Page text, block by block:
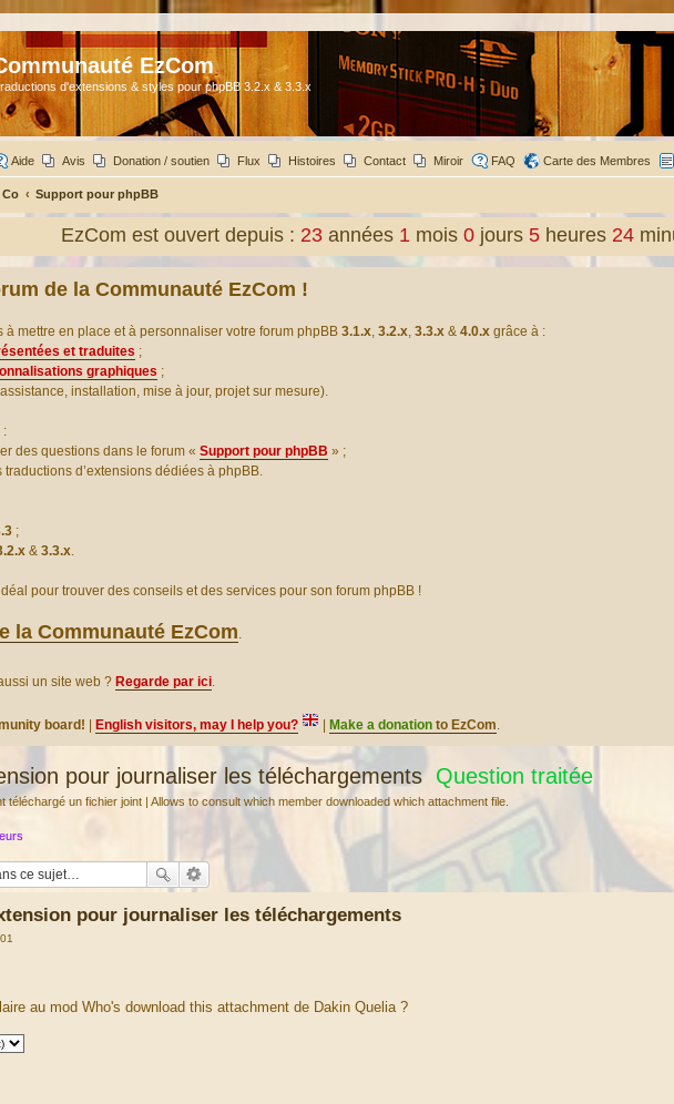
EzCom
d'extensions & styles pour phpBB 3.2.x & 3.3.x
Aide Avis Donation / soutien Flux Histoires Contact Miroir FAQ Carte des Membres
Support pour phpBB
EzCom est ouvert depuis : 23 années 1 mois 0 jours 5 heures 24
de la Communauté EzCom !
à mettre en place et à personnaliser votre forum phpBB 3.1.x, 3.2.x, 3.3.x & 4.0.x grâce à :
et traduites ;
graphiques ;
installation, mise à jour, projet sur mesure).
:
des questions dans le forum « Support pour phpBB » ;
traductions d’extensions dédiées à phpBB.
;
& 3.3.x.
pour trouver des conseils et des services pour son forum phpBB !
la Communauté EzCom.
un site web ? Regarde par ici.
board! English visitors, may I help you? Make a donation to EzCom.
pour journaliser les téléchargements Question traitée
un fichier joint | Allows to consult which member downloaded which attachment file.
pour journaliser les téléchargements
au mod Who's download this attachment de Dakin Quelia ?